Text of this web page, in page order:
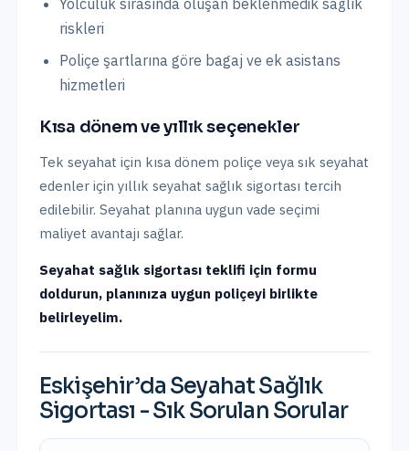
Yolculuk sırasında oluşan beklenmedik sağlık
riskleri
Poliçe şartlarına göre bagaj ve ek asistans
hizmetleri
Kısa dönem ve yıllık seçenekler
Tek seyahat için kısa dönem poliçe veya sık seyahat
edenler için yıllık seyahat sağlık sigortası tercih
edilebilir. Seyahat planına uygun vade seçimi
maliyet avantajı sağlar.
Seyahat sağlık sigortası teklifi için formu
doldurun, planınıza uygun poliçeyi birlikte
belirleyelim.
Eskişehir’da Seyahat Sağlık
Sigortası - Sık Sorulan Sorular